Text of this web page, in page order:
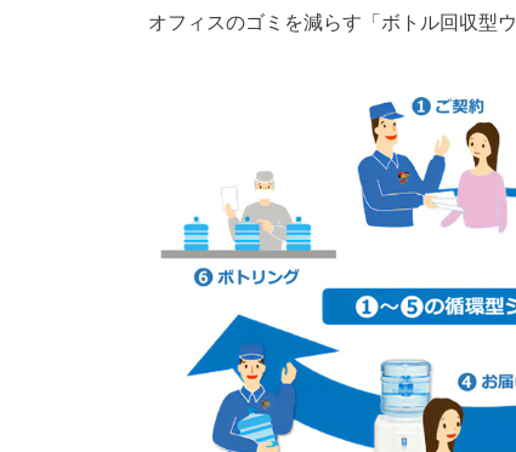
オフィスのゴミを減らす「ボトル回収型